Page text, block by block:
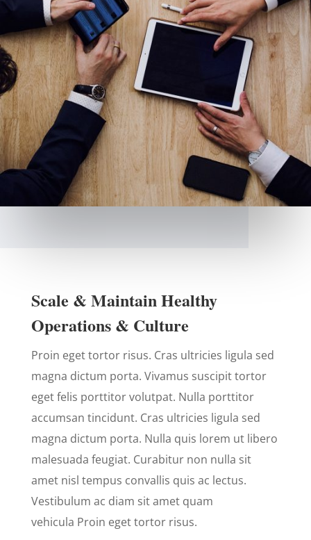
Scale & Maintain Healthy
Operations & Culture
Proin eget tortor risus. Cras ultricies ligula sed
magna dictum porta. Vivamus suscipit tortor
eget felis porttitor volutpat. Nulla porttitor
accumsan tincidunt. Cras ultricies ligula sed
magna dictum porta. Nulla quis lorem ut libero
malesuada feugiat. Curabitur non nulla sit
amet nisl tempus convallis quis ac lectus.
Vestibulum ac diam sit amet quam
vehicula Proin eget tortor risus.